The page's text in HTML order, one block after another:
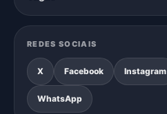
REDES SOCIAIS
X Facebook Instagram
WhatsApp